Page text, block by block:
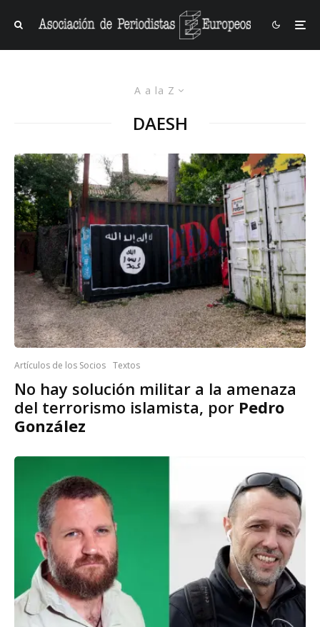
A a la Z
DAESH
Artículos de los Socios Textos
No hay solución militar a la amenaza
del terrorismo islamista, por Pedro
González